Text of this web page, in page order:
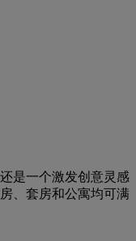
是一个激发创意灵感
、套房和公寓均可满